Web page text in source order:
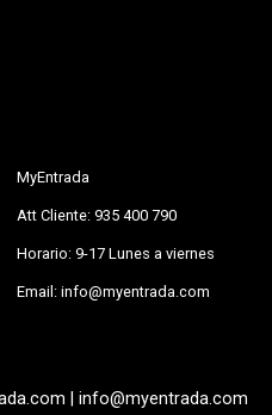
MyEntrada
Att Cliente: 935 400 790
Horario: 9-17 Lunes a viernes
Email: info@myentrada.com
| info@myentrada.com